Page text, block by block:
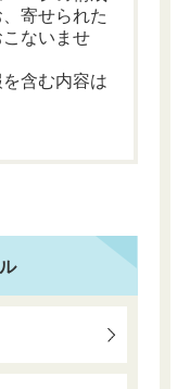
寄せられた
ないませ
含む内容は